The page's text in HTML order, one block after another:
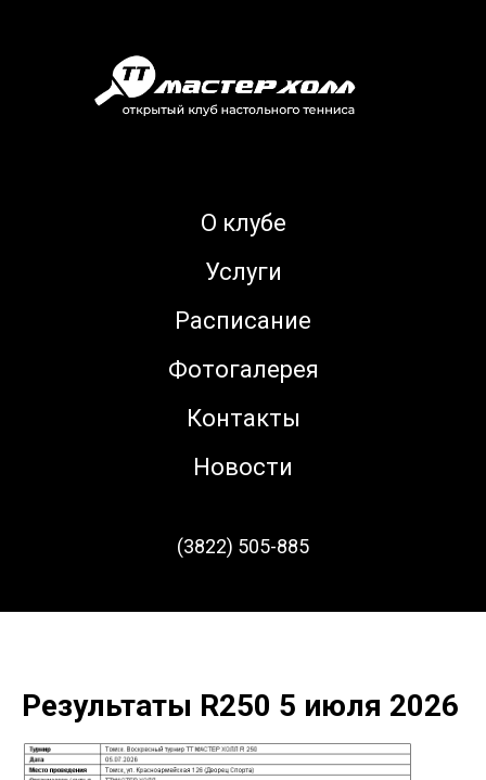
О клубе
Услуги
Расписание
Фотогалерея
Контакты
Новости
(3822) 505-885
Результаты R250 5 июля 2026